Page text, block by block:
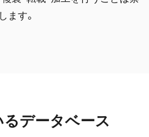
ます。
データベース